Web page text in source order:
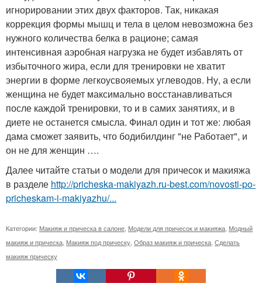
игнорировании этих двух факторов. Так, никакая
коррекция формы мышц и тела в целом невозможна без
нужного количества белка в рационе; самая
интенсивная аэробная нагрузка не будет избавлять от
избыточного жира, если для тренировки не хватит
энергии в форме легкоусвояемых углеводов. Ну, а если
женщина не будет максимально восстанавливаться
после каждой тренировки, то и в самих занятиях, и в
диете не останется смысла. Финал один и тот же: любая
дама сможет заявить, что бодибилдинг "не Работает", и
он не для женщин ….
Далее читайте статьи о модели для причесок и макияжа
в разделе http://pricheska-makiyazh.ru-best.com/novosti-po-
pricheskam-i-makiyazhu/...
Категории: Макияж и прическа в салоне Модели для причесок и макияжа Модный
макияж и прическа Макияж под прическу Образ макияж и прическа Сделать
макияж прическу